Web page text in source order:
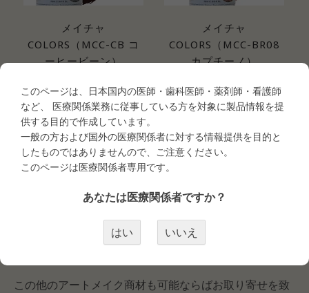
メイチャ
COLORS（MCC-CB コ
ーヒービーン）
医療関係者専用品
医療会員ログイン
メイチャ
COLORS（MCC-BR08
カプチーノ）
医療関係者専用品
医療会員ログイン
MEI-CHA COLORS色素 について
アートメイク商材（MEI-CHA COLORS）
信頼の一流ブランド、メイチャー社の次世代色素「MCC
マシン彫りと手彫りの両施術に対応。
この他のアートメイク商材も可能ならばお取り寄せを致
このページは、日本国内の医師・歯科医師・薬剤師・看護師
など、 医療関係業務に従事している方を対象に製品情報を提
供する目的で作成しています。
一般の方および国外の医療関係者に対する情報提供を目的と
したものではありませんので、ご注意ください。
このページは医療関係者専用です。
あなたは医療関係者ですか？
はい いいえ